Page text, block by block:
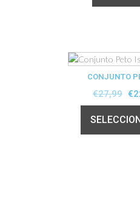
CONJUNTO
€27,99 €